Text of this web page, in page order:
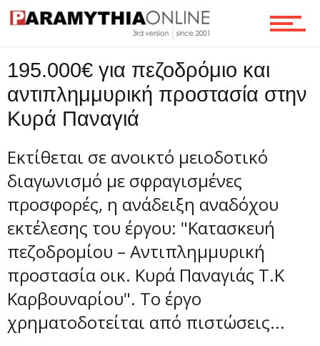
Ροή
Επικοινωνία
195.000€ για πεζοδρόμιο και
αντιπλημμυρική προστασία στην
Κυρά Παναγιά
Εκτίθεται σε ανοικτό μειοδοτικό
διαγωνισμό με σφραγισμένες
προσφορές, η ανάδειξη αναδόχου
εκτέλεσης του έργου: "Κατασκευή
πεζοδρομίου – Αντιπλημμυρική
προστασία οικ. Κυρά Παναγιάς Τ.Κ
Καρβουναρίου". Το έργο
χρηματοδοτείται από πιστώσεις...